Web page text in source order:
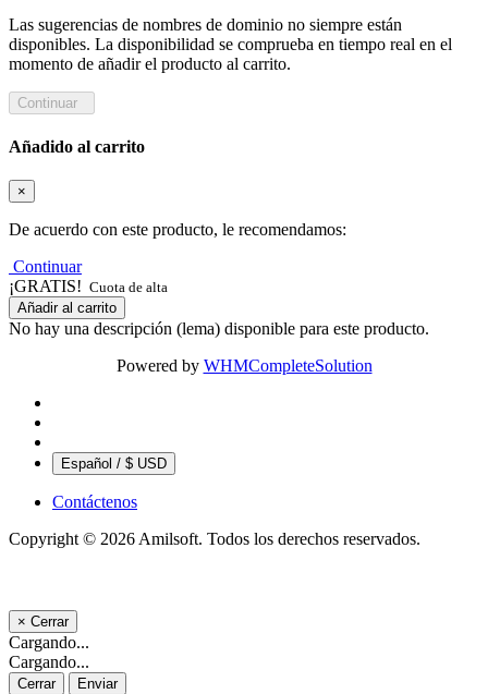
Las sugerencias de nombres de dominio no siempre están
disponibles. La disponibilidad se comprueba en tiempo real en el
momento de añadir el producto al carrito.
Añadido al carrito
×
De acuerdo con este producto, le recomendamos:
Continuar
¡GRATIS! Cuota de alta
Añadir al carrito
No hay una descripción (lema) disponible para este producto.
Powered by WHMCompleteSolution
Español / $ USD
Contáctenos
Copyright © 2026 Amilsoft. Todos los derechos reservados.
× Cerrar
Cargando...
Cargando...
Cerrar
Enviar